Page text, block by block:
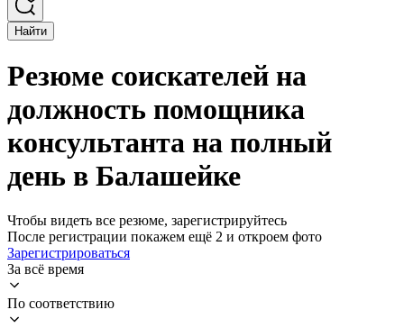
Найти
Резюме соискателей на
должность помощника
консультанта на полный
день в Балашейке
Чтобы видеть все резюме, зарегистрируйтесь
После регистрации покажем ещё 2 и откроем фото
Зарегистрироваться
За всё время
По соответствию